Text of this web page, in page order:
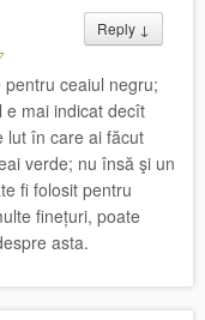
Reply ↓
ceaiul negru;
e mai indicat decît
lut în care ai făcut
verde; nu însă şi un
fi folosit pentru
finețuri, poate
asta.